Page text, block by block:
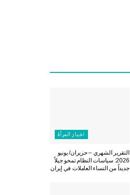
اخبار المرأة
التقرير الشهري – حزيران/ يونيو
2026: سياسات النظام تمحو جيلاً
جديداً من النساء العاملات في إيران